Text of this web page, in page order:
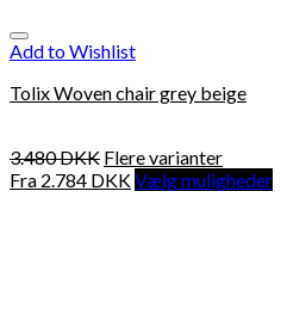
Add to Wishlist
Tolix Woven chair grey beige
3.480DKK Flere varianter
Fra 2.784 DKKVælg muligheder